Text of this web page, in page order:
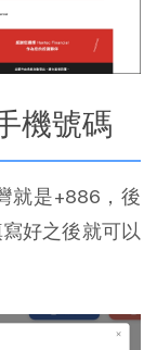
機號碼
就是+886，後
好之後就可以